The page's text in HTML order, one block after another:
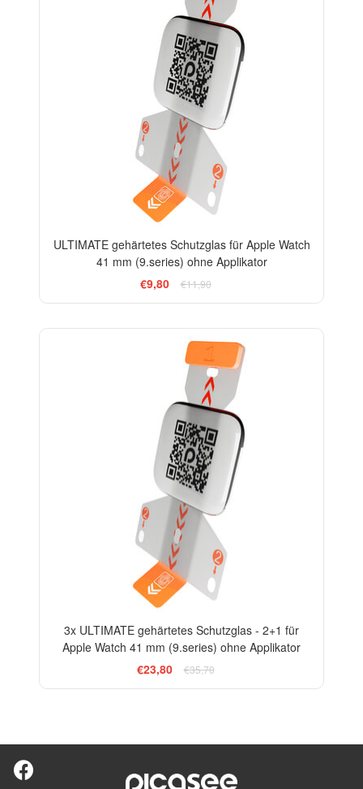
ULTIMATE gehärtetes Schutzglas für Apple Watch
41 mm (9.series) ohne Applikator
€9,80
€11,90
3x ULTIMATE gehärtetes Schutzglas - 2+1 für
Apple Watch 41 mm (9.series) ohne Applikator
€23,80
€35,70